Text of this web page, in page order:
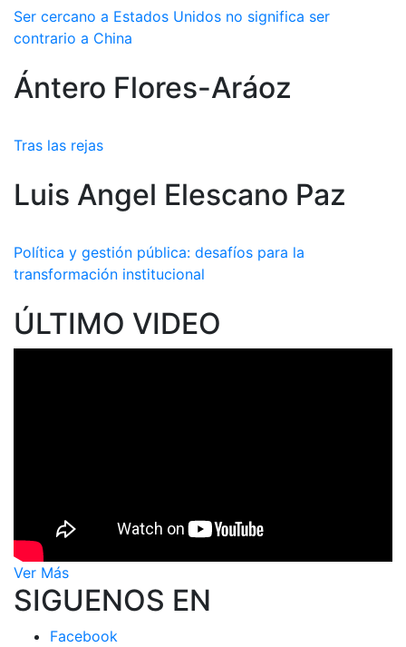
Ser cercano a Estados Unidos no significa ser
contrario a China
Ántero Flores-Aráoz
Tras las rejas
Luis Angel Elescano Paz
Política y gestión pública: desafíos para la
transformación institucional
ÚLTIMO VIDEO
Ver Más
SIGUENOS EN
Facebook